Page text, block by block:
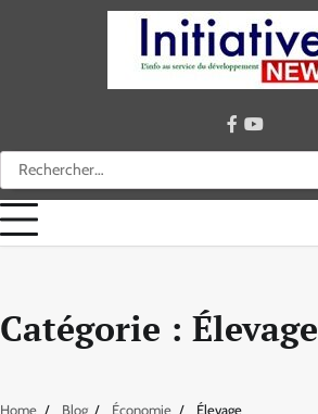
Rechercher :
facebook
youtube
Catégorie : Élevage
Home Blog Économie Élevage